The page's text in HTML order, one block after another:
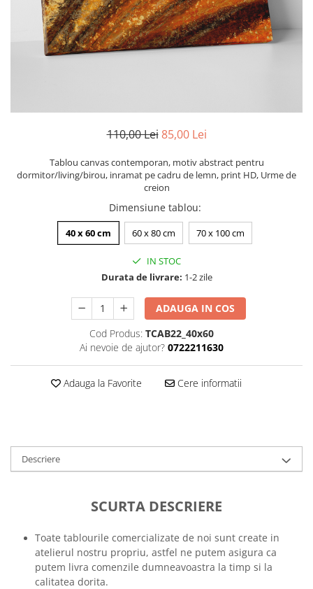
Zodia Fecioara
Zodia Gemeni
Zodia Leu
Zodia Pesti
Zodia Scorpion
Tricou personalizat cu imaginea
sau textul tau
Tricouri mamici
Tricouri tatici
Tricouri gameri
Tricouri music is life
Tricouri sporturi de iarna
Tricouri ski
Tricouri cadou 20 ani
Tricouri cadou 30 ani
Tricouri cadou 50 ani
Tricouri motociclisti
Tricouri motociclisti
Tricouri enduro
Tablouri PVC
Tablouri PVC copii
110,00 Lei 85,00 Lei
Tablou canvas contemporan, motiv abstract pentru
dormitor/living/birou, inramat pe cadru de lemn, print HD, Urme de
creion
Dimensiune tablou:
40 x 60 cm 60 x 80 cm 70 x 100 cm
IN STOC
Durata de livrare: 1-2 zile
ADAUGA IN COS
Cod Produs: TCAB22_40x60
Ai nevoie de ajutor? 0722211630
Adauga la Favorite Cere informatii
Descriere
SCURTA DESCRIERE
Toate tablourile comercializate de noi sunt create in
atelierul nostru propriu, astfel ne putem asigura ca
putem livra comenzile dumneavoastra la timp si la
calitatea dorita.